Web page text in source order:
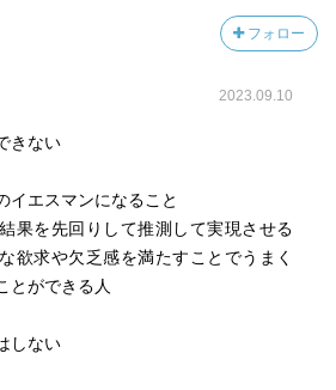
フォロー
2023.09.10
きない
イエスマンになること
果を先回りして推測して実現させる
欲求や欠乏感を満たすことでうまく
とができる人
しない